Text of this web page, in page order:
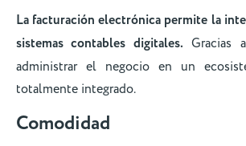
La facturación electrónica permite la
sistemas contables digitales. Gracias
administrar el negocio en un
totalmente integrado.
Comodidad